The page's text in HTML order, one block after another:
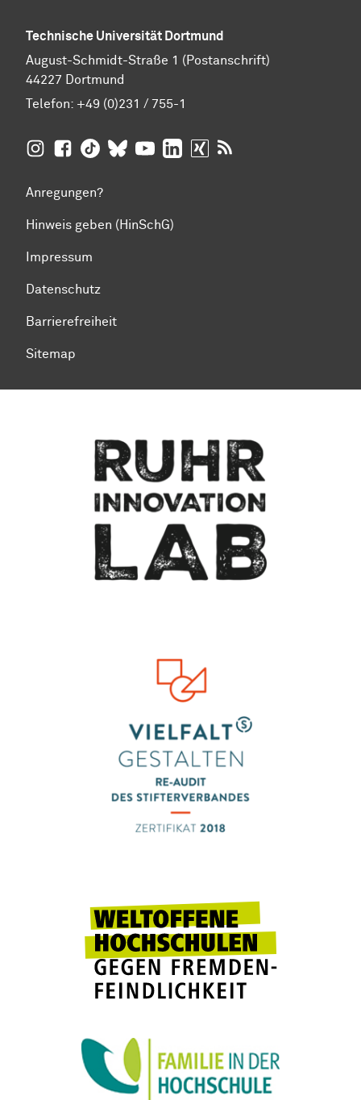
Technische Universität Dortmund
August-Schmidt-Straße 1 (Postanschrift)
44227 Dortmund
Telefon: +49 (0)231 / 755-1
TU Dortmund auf Insta­gram
TU Dortmund auf Facebook
TU Dortmund auf TikTok
TU Dortmund auf BlueSky
TU Dortmund auf YouTube
TU Dortmund auf LinkedIn
TU Dortmund auf XING
Anregungen?
Hinweis geben (HinSchG)
Impressum
Datenschutz
Barrierefreiheit
Sitemap